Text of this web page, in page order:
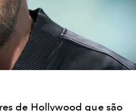
de Hollywood que são